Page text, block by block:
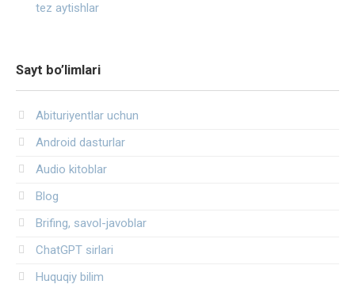
tez aytishlar
Sayt bo’limlari
Abituriyentlar uchun
Android dasturlar
Audio kitoblar
Blog
Brifing, savol-javoblar
ChatGPT sirlari
Huquqiy bilim